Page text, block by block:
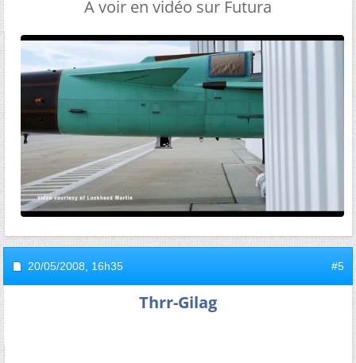
A voir en vidéo sur Futura
20/05/2008, 16h35 #5
Thrr-Gilag